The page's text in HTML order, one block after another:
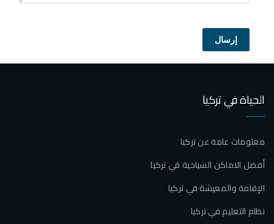
إرسال
الحياة في تركيا
معلومات عامة عن تركيا
أفضل الاماكن السياحية في تركيا
الإقامة والمعيشة في تركيا
نظام التعليم في تركيا